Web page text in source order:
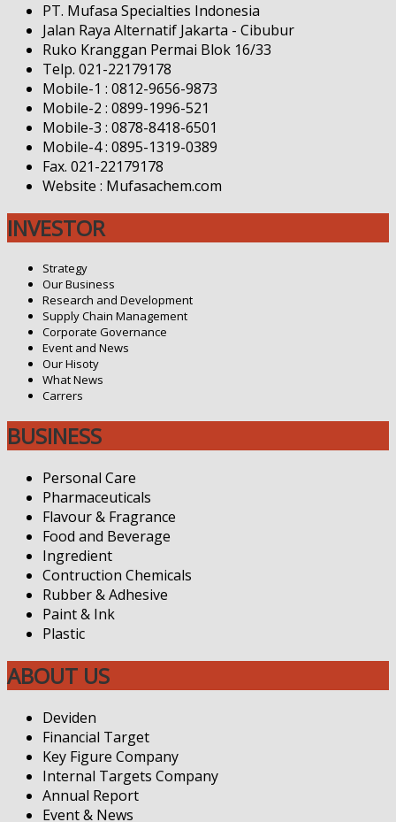
PT. Mufasa Specialties Indonesia
Jalan Raya Alternatif Jakarta - Cibubur
Ruko Kranggan Permai Blok 16/33
Telp. 021-22179178
Mobile-1 : 0812-9656-9873
Mobile-2 : 0899-1996-521
Mobile-3 : 0878-8418-6501
Mobile-4 : 0895-1319-0389
Fax. 021-22179178
Website : Mufasachem.com
INVESTOR
Strategy
Our Business
Research and Development
Supply Chain Management
Corporate Governance
Event and News
Our Hisoty
What News
Carrers
BUSINESS
Personal Care
Pharmaceuticals
Flavour & Fragrance
Food and Beverage
Ingredient
Contruction Chemicals
Rubber & Adhesive
Paint & Ink
Plastic
ABOUT US
Deviden
Financial Target
Key Figure Company
Internal Targets Company
Annual Report
Event & News